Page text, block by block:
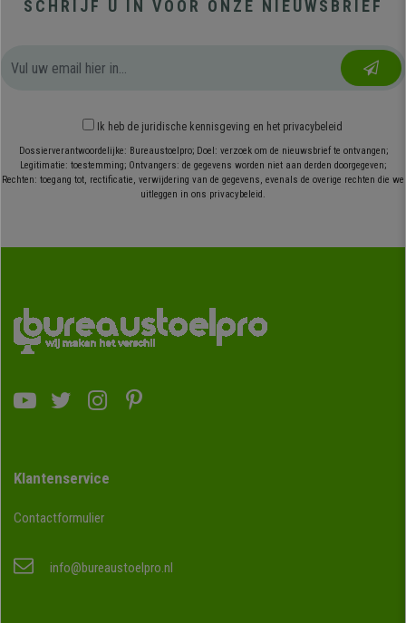
SCHRIJF U IN VOOR ONZE NIEUWSBRIEF
Ik heb de juridische kennisgeving en het privacybeleid
Dossierverantwoordelijke: Bureaustoelpro; Doel: verzoek om de nieuwsbrief te ontvangen;
Legitimatie: toestemming; Ontvangers: de gegevens worden niet aan derden doorgegeven;
Rechten: toegang tot, rectificatie, verwijdering van de gegevens, evenals de overige rechten die we
uitleggen in ons privacybeleid.
Klantenservice
Contactformulier
info@bureaustoelpro.nl